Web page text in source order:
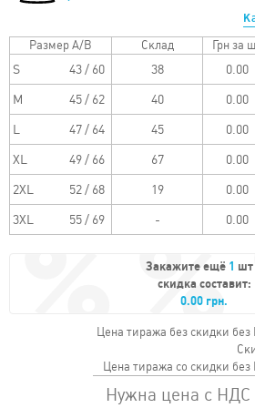
Размер A/B Склад Грн за
S 43 / 60 0.00
M 45 / 62 0.00
L 47 / 64 0.00
XL 49 / 66 0.00
2XL 52 / 68 0.00
3XL 55 / 69 0.00
Закажите ещё 1 шт
скидка составит:
0.00 грн.
Цена тиража без скидки
Цена тиража со скидки
Нужна цена с НДС